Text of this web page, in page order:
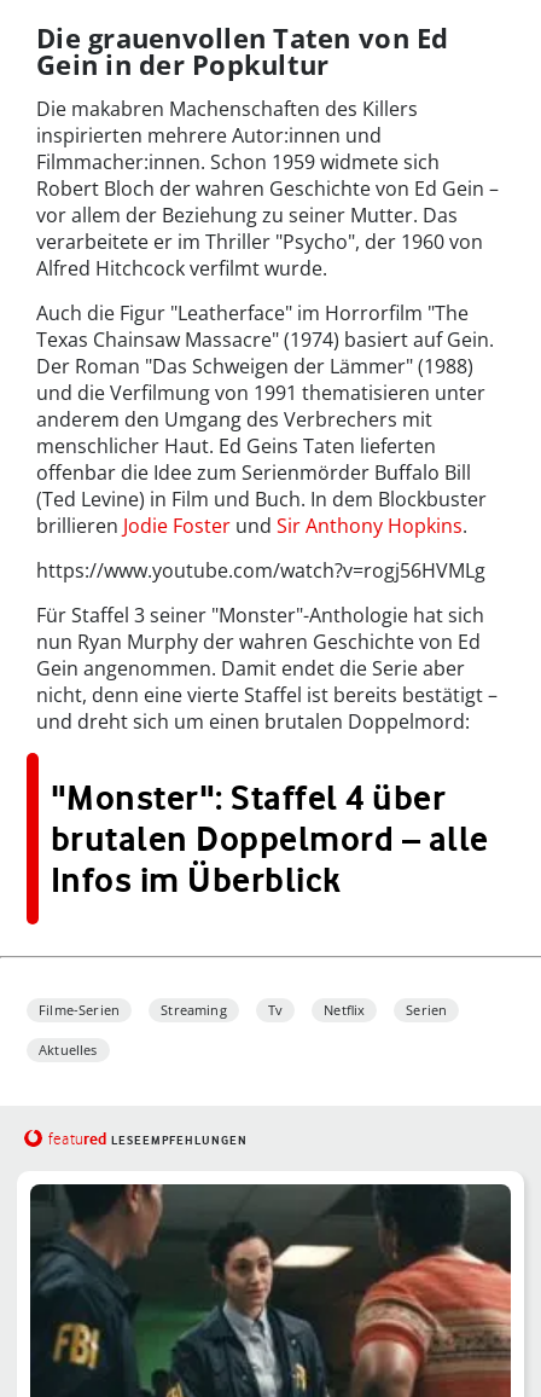
Die grauenvollen Taten von Ed
Gein in der Popkultur
Die makabren Machenschaften des Killers
inspirierten mehrere Autor:innen und
Filmmacher:innen. Schon 1959 widmete sich
Robert Bloch der wahren Geschichte von Ed Gein –
vor allem der Beziehung zu seiner Mutter. Das
verarbeitete er im Thriller "Psycho", der 1960 von
Alfred Hitchcock verfilmt wurde.
Auch die Figur "Leatherface" im Horrorfilm "The
Texas Chainsaw Massacre" (1974) basiert auf Gein.
Der Roman "Das Schweigen der Lämmer" (1988)
und die Verfilmung von 1991 thematisieren unter
anderem den Umgang des Verbrechers mit
menschlicher Haut. Ed Geins Taten lieferten
offenbar die Idee zum Serienmörder Buffalo Bill
(Ted Levine) in Film und Buch. In dem Blockbuster
brillieren Jodie Foster und Sir Anthony Hopkins.
https://www.youtube.com/watch?v=rogj56HVMLg
Für Staffel 3 seiner "Monster"-Anthologie hat sich
nun Ryan Murphy der wahren Geschichte von Ed
Gein angenommen. Damit endet die Serie aber
nicht, denn eine vierte Staffel ist bereits bestätigt –
und dreht sich um einen brutalen Doppelmord:
"Monster": Staffel 4 über
brutalen Doppelmord – alle
Infos im Überblick
Filme-Serien Streaming Tv Netflix Serien
Aktuelles
featured LESEEMPFEHLUNGEN